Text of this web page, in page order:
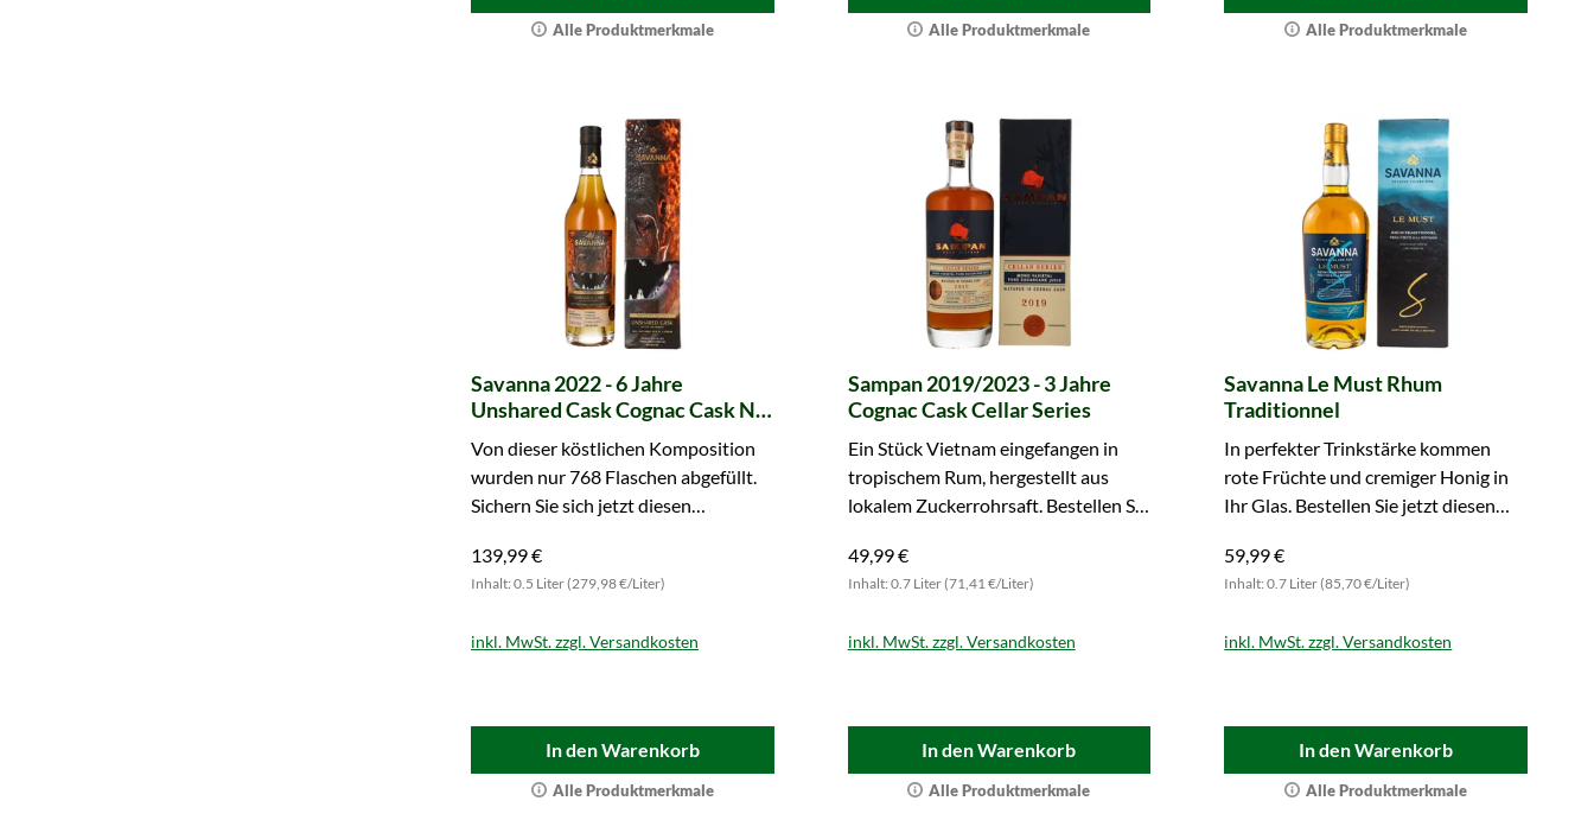
Alle Produktmerkmale Alle Produktmerkmale Alle Produktmerkmale
Savanna 2022 - 6 Jahre
Unshared Cask Cognac Cask No.
Von dieser köstlichen Komposition
wurden nur 768 Flaschen abgefüllt.
Sichern Sie sich jetzt diesen
139,99 €
Inhalt: 0.5 Liter (279,98 €/Liter)
inkl. MwSt. zzgl. Versandkosten
In den Warenkorb
Alle Produktmerkmale
Sampan 2019/2023 - 3 Jahre
Cognac Cask Cellar Series
Ein Stück Vietnam eingefangen in
tropischem Rum, hergestellt aus
lokalem Zuckerrohrsaft. Bestellen Sie
49,99 €
Inhalt: 0.7 Liter (71,41 €/Liter)
inkl. MwSt. zzgl. Versandkosten
In den Warenkorb
Alle Produktmerkmale
Savanna Le Must Rhum
Traditionnel
In perfekter Trinkstärke kommen
rote Früchte und cremiger Honig in
Ihr Glas. Bestellen Sie jetzt diesen
59,99 €
Inhalt: 0.7 Liter (85,70 €/Liter)
inkl. MwSt. zzgl. Versandkosten
In den Warenkorb
Alle Produktmerkmale